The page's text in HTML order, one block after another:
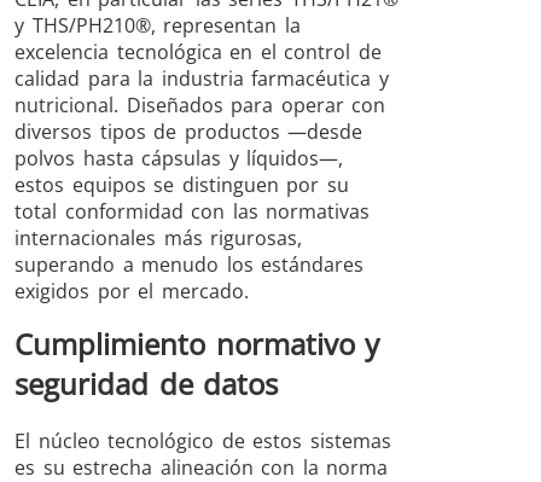
4.0
y THS/PH210®, representan la
excelencia tecnológica en el control de
calidad para la industria farmacéutica y
nutricional. Diseñados para operar con
diversos tipos de productos —desde
polvos hasta cápsulas y líquidos—,
estos equipos se distinguen por su
total conformidad con las normativas
internacionales más rigurosas,
superando a menudo los estándares
exigidos por el mercado.
Cumplimiento normativo y
seguridad de datos
El núcleo tecnológico de estos sistemas
es su estrecha alineación con la norma